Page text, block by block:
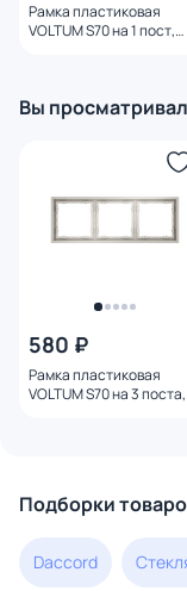
Рамка пластиковая
VOLTUM S70 на 1 пост,
Вы
580 ₽
Рамка пластиковая
VOLTUM S70 на 3 поста,
Подборки
Daccord